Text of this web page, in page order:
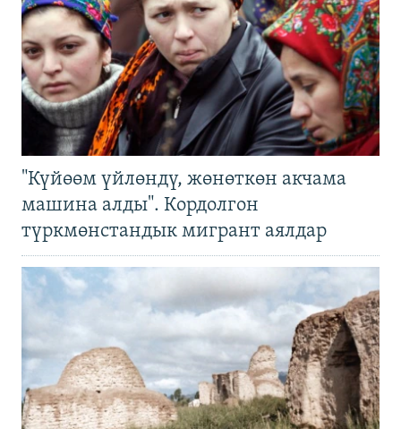
"Күйөөм үйлөндү, жөнөткөн акчама
машина алды". Кордолгон
түркмөнстандык мигрант аялдар